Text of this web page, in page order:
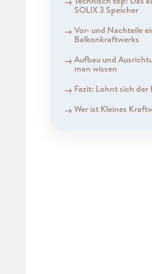
SOLIX 3 Speicher
Vor- und Nachteile
Balkonkraftwerks
Aufbau und
man wissen
Fazit: Lohnt sich der
Wer ist Kleines